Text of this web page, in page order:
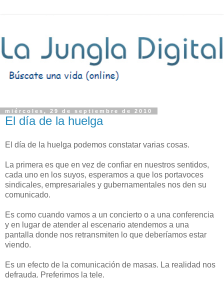
miércoles, 29 de septiembre de 2010
El día de la huelga
El día de la huelga podemos constatar varias cosas.
La primera es que en vez de confiar en nuestros sentidos,
cada uno en los suyos, esperamos a que los portavoces
sindicales, empresariales y gubernamentales nos den su
comunicado.
Es como cuando vamos a un concierto o a una conferencia
y en lugar de atender al escenario atendemos a una
pantalla donde nos retransmiten lo que deberíamos estar
viendo.
Es un efecto de la comunicación de masas. La realidad nos
defrauda. Preferimos la tele.